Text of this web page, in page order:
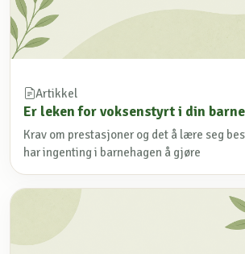
Artikkel
Er leken for voksenstyrt i din
Krav om prestasjoner og det å lære seg
har ingenting i barnehagen å gjøre